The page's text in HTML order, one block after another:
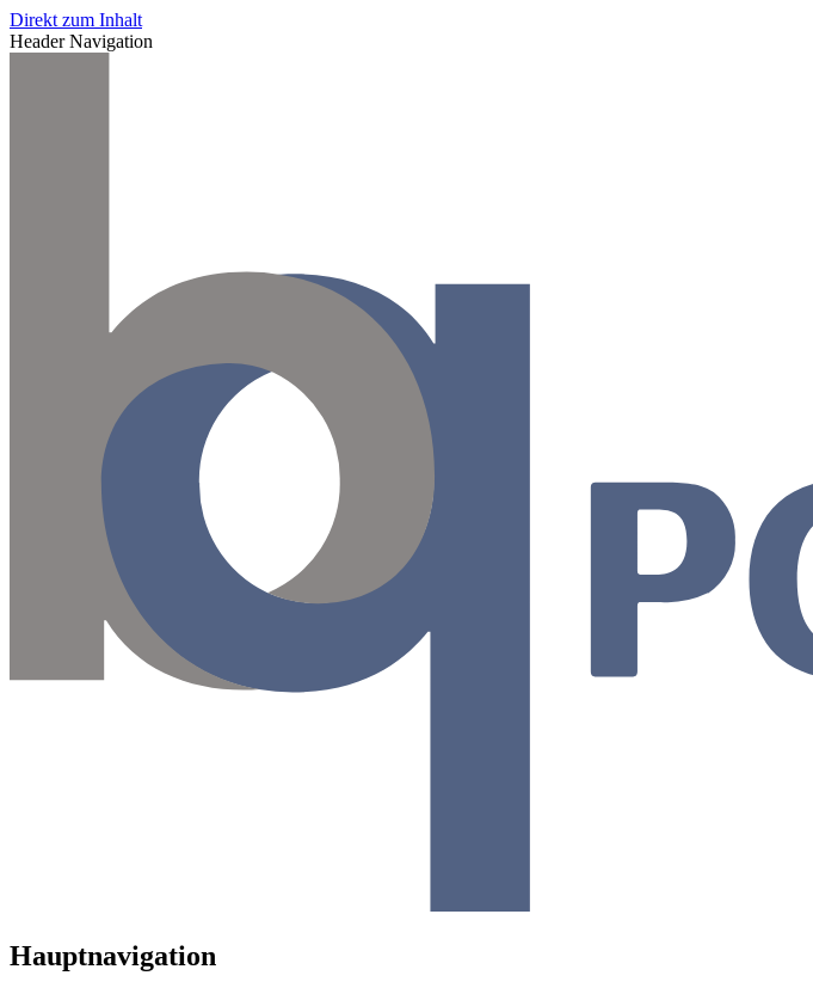
Direkt zum Inhalt
Header Navigation
Hauptnavigation